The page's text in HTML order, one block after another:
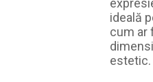
ideală
cum ar
estetic.